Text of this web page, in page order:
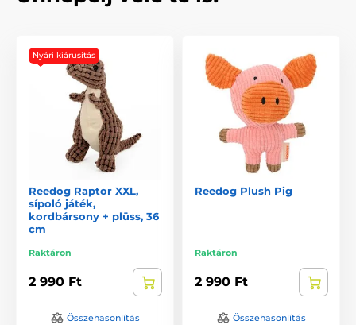
Nyári kiárusítás
Reedog Raptor XXL,
sípoló játék,
kordbársony + plüss, 36
cm
Raktáron
2 990 Ft
Összehasonlítás
Reedog Plush Pig
Raktáron
2 990 Ft
Összehasonlítás